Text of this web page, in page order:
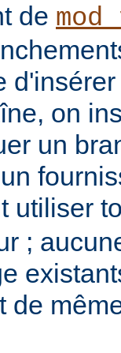
de
on
un
utiliser
;
de